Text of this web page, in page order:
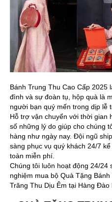
Bánh Trung Thu Cao Cấp 2025
đình và sự đoàn tụ, hộp quà là
người bạn quý mến trong dịp lễ
Hỗ trợ vận chuyển với thời gian
số những lý do giúp cho chúng
hàng như ngày nay. Đội ngũ
sàng phục vụ quý khách 24/7
toàn miễn phí.
Chúng tôi luôn hoạt động 24/24
nghiệm mua bộ Quà Tặng
Trăng Thu Dịu Êm tại Hàng Đào